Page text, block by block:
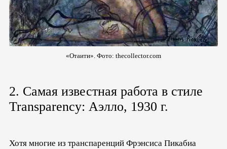
«Отаити». Фото: thecollector.com
2. Самая известная работа в стиле
Transparency: Аэлло, 1930 г.
Хотя многие из транспаренций Фрэнсиса Пикабиа